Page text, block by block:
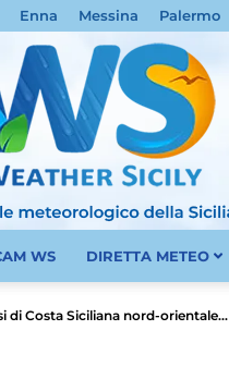
Enna Messina Palermo
WS DIRETTA METEO
di Costa Siciliana nord-orientale...